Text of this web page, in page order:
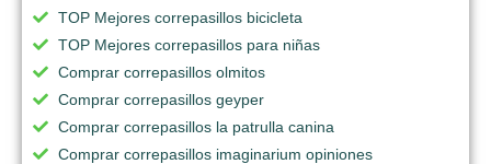
TOP Mejores correpasillos bicicleta
TOP Mejores correpasillos para niñas
Comprar correpasillos olmitos
Comprar correpasillos geyper
Comprar correpasillos la patrulla canina
Comprar correpasillos imaginarium opiniones